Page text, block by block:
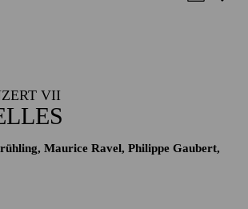
VII
Maurice Ravel, Philippe Gaubert,